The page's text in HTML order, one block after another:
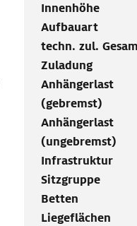
Innenhöhe
Aufbauart
techn. zul.
Zuladung
Anhängerlast
(gebremst)
Anhängerlast
(ungebremst)
Infrastruktur
Sitzgruppe
Betten
Liegeflächen